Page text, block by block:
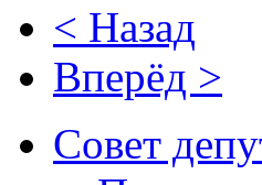
< Назад
Вперёд >
Совет